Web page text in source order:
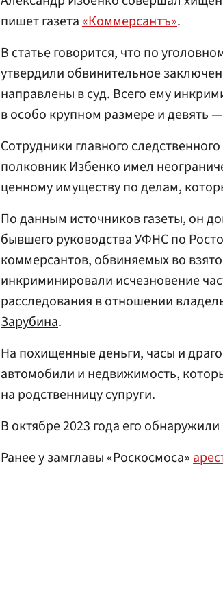
пишет газета«Коммерсантъ».
В статье говорится, что по
утвердили обвинительное
направлены в суд. Всего ему
в особо крупном размере и девять
Сотрудники главного
полковник Избенко имел
ценному имуществу по делам,
По данным источников газеты, он
бывшего руководства УФНС по
коммерсантов, обвиняемых во
инкриминировали исчезновение
расследования в отношении
Зарубина.
На похищенные деньги, часы и
автомобили и недвижимость,
на родственницу супруги.
В октябре 2023 года его
Ранее у замглавы «Роскосмоса»